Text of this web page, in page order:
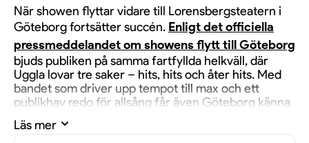
När showen flyttar vidare till Lorensbergsteatern i
Göteborg fortsätter succén. Enligt det officiella
pressmeddelandet om showens flytt till Göteborg
bjuds publiken på samma fartfyllda helkväll, där
Uggla lovar tre saker – hits, hits och åter hits. Med
bandet som driver upp tempot till max och ett
publikhav redo för allsång får även Göteborg känna
Läs mer